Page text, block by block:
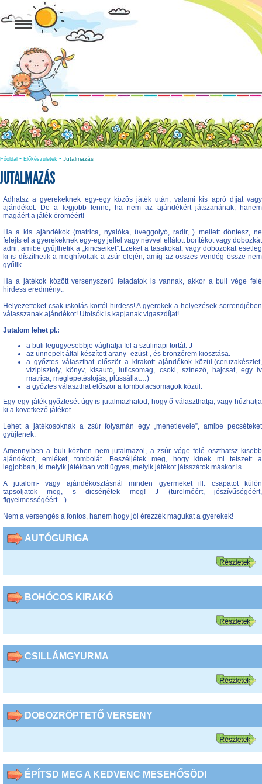
Főoldal - Előkészületek - Jutalmazás
JUTALMAZÁS
Adhatsz a gyerekeknek egy-egy közös játék után, valami kis apró díjat vagy
ajándékot. De a legjobb lenne, ha nem az ajándékért játszanának, hanem
magáért a játék öröméért!
Ha a kis ajándékok (matrica, nyalóka, üveggolyó, radír,..) mellett döntesz, ne
felejts el a gyerekeknek egy-egy jellel vagy névvel ellátott borítékot vagy dobozkát
adni, amibe gyűjthetik a „kincseiket”.Ezeket a tasakokat, vagy dobozokat esetleg
ki is díszíthetik a meghívottak a zsúr elején, amíg az összes vendég össze nem
gyűlik.
Ha a játékok között versenyszerű feladatok is vannak, akkor a buli vége felé
hirdess eredményt.
Helyezetteket csak iskolás kortól hirdess! A gyerekek a helyezések sorrendjében
válasszanak ajándékot! Utolsók is kapjanak vigaszdíjat!
Jutalom lehet pl.:
a buli legügyesebbje vághatja fel a szülinapi tortát. J
az ünnepelt által készített arany- ezüst-, és bronzérem kiosztása.
a győztes választhat először a kirakott ajándékok közül.(ceruzakészlet,
vízipisztoly, könyv, kisautó, luficsomag, csoki, színező, hajcsat, egy ív
matrica, meglepetéstojás, plüssállat…)
a győztes választhat először a tombolacsomagok közül.
Egy-egy játék győztesét úgy is jutalmazhatod, hogy ő választhatja, vagy húzhatja
ki a következő játékot.
Lehet a játékosoknak a zsúr folyamán egy „menetlevele”, amibe pecséteket
gyűjtenek.
Amennyiben a buli közben nem jutalmazol, a zsúr vége felé oszthatsz kisebb
ajándékot, emléket, tombolát. Beszéljétek meg, hogy kinek mi tetszett a
legjobban, ki melyik játékban volt ügyes, melyik játékot játsszátok máskor is.
A jutalom- vagy ajándékosztásnál minden gyermeket ill. csapatot külön
tapsoljatok meg, s dicsérjétek meg! J (türelméért, jószívűségéért,
figyelmességéért…)
Nem a versengés a fontos, hanem hogy jól érezzék magukat a gyerekek!
AUTÓGURIGA
BOHÓCOS KIRAKÓ
CSILLÁMGYURMA
DOBOZRÖPTETŐ VERSENY
ÉPÍTSD MEG A KEDVENC MESEHŐSÖD!